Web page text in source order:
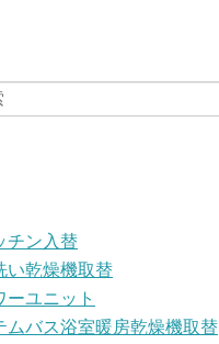
ン入替
乾燥機取替
ユニット
バス浴室暖房乾燥機取替